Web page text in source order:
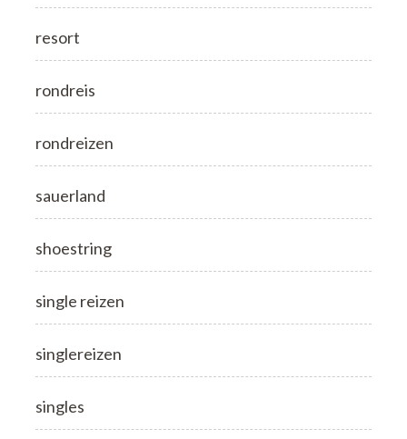
resort
rondreis
rondreizen
sauerland
shoestring
single reizen
singlereizen
singles